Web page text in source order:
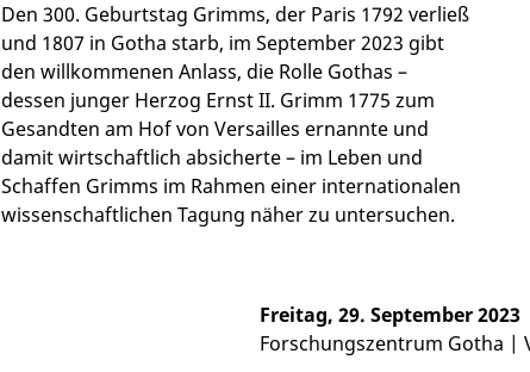
Den 300. Geburtstag Grimms, der Paris 1792 verließ
und 1807 in Gotha starb, im September 2023 gibt
den willkommenen Anlass, die Rolle Gothas –
dessen junger Herzog Ernst II. Grimm 1775 zum
Gesandten am Hof von Versailles ernannte und
damit wirtschaftlich absicherte – im Leben und
Schaffen Grimms im Rahmen einer internationalen
wissenschaftlichen Tagung näher zu untersuchen.
Freitag, 29. September 2023
Forschungszentrum Gotha |